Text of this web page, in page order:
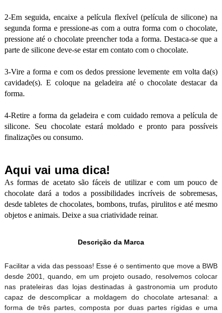
2-Em seguida, encaixe a película flexível (película de silicone) na
segunda forma e pressione-as com a outra forma com o chocolate,
pressione até o chocolate preencher toda a forma. Destaca-se que a
parte de silicone deve-se estar em contato com o chocolate.
3-Vire a forma e com os dedos pressione levemente em volta da(s)
cavidade(s). E coloque na geladeira até o chocolate destacar da
forma.
4-Retire a forma da geladeira e com cuidado remova a película de
silicone. Seu chocolate estará moldado e pronto para possíveis
finalizações ou consumo.
Aqui vai uma dica!
As formas de acetato são fáceis de utilizar e com um pouco de
chocolate dará a todos a possibilidades incríveis de sobremesas,
desde tabletes de chocolates, bombons, trufas, pirulitos e até mesmo
objetos e animais. Deixe a sua criatividade reinar.
Descrição da Marca
Facilitar a vida das pessoas! Esse é o sentimento que move a BWB
desde 2001, quando, em um projeto ousado, resolvemos colocar
nas prateleiras das lojas destinadas à gastronomia um produto
capaz de descomplicar a moldagem do chocolate artesanal: a
forma de três partes, composta por duas partes rígidas e uma